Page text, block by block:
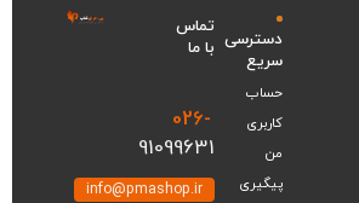
زبان به صورت کامل قابل یادگیری در این برنامه
میباشد .
دسترسی
سریع
حساب
کاربری
من
پیگیری
تماس
با ما
026-
91099631
info@pmashop.ir